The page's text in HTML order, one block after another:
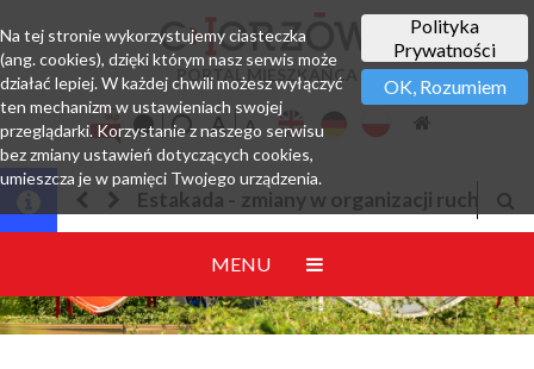
PORTAL MIESZKAŃCA
organizacji ruchuJesteśmy w EZD
MENU
Polityka
Prywatności
OK, Rozumiem
Na tej stronie wykorzystujemy ciasteczka
(ang. cookies), dzięki którym nasz serwis może
działać lepiej. W każdej chwili możesz wyłączyć
ten mechanizm w ustawieniach swojej
przeglądarki. Korzystanie z naszego serwisu
bez zmiany ustawień dotyczących cookies,
umieszcza je w pamięci Twojego urządzenia.